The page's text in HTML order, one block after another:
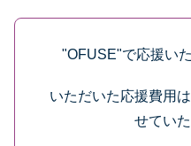
"OFUSE"で応援い
いただいた応援費用
せてい